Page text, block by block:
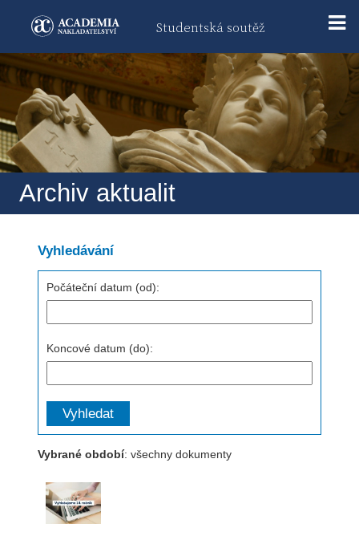
Studentská soutěž
Archiv aktualit
Vyhledávání
Počáteční datum (od):
Koncové datum (do):
Vyhledat
Vybrané období: všechny dokumenty